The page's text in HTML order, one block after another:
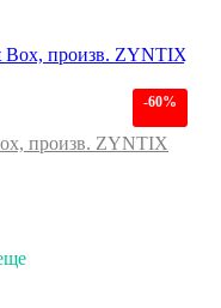
-60%
произв. ZYNTIX